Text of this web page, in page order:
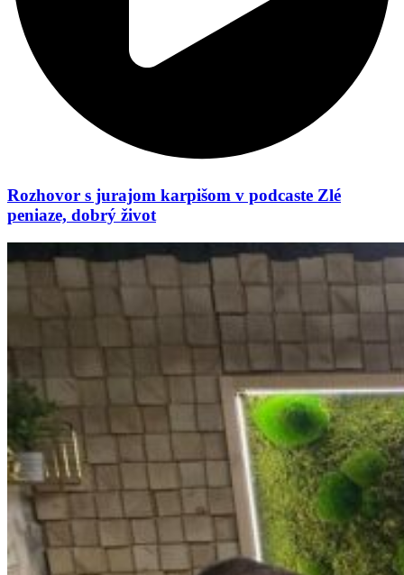
Rozhovor s jurajom karpišom v podcaste Zlé
peniaze, dobrý život